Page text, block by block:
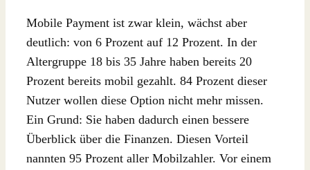
Mobile Payment ist zwar klein, wächst aber
deutlich: von 6 Prozent auf 12 Prozent. In der
Altergruppe 18 bis 35 Jahre haben bereits 20
Prozent bereits mobil gezahlt. 84 Prozent dieser
Nutzer wollen diese Option nicht mehr missen.
Ein Grund: Sie haben dadurch einen bessere
Überblick über die Finanzen. Diesen Vorteil
nannten 95 Prozent aller Mobilzahler. Vor einem